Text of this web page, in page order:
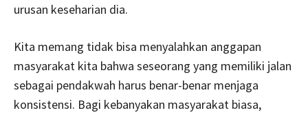
urusan keseharian dia.
Kita memang tidak bisa menyalahkan anggapan
masyarakat kita bahwa seseorang yang memiliki jalan
sebagai pendakwah harus benar-benar menjaga
konsistensi. Bagi kebanyakan masyarakat biasa,